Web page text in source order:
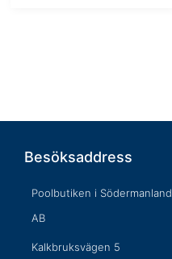
Besöksaddress
Poolbutiken i Södermanland
AB
Kalkbruksvägen 5